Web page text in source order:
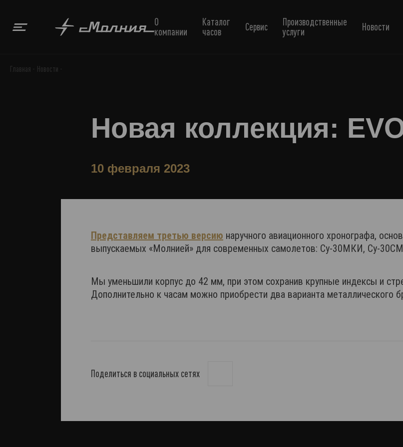
О
компании
Каталог
часов
Сервис
Производственные
услуги
Новости
Главная Новости
Новая коллекция:
10 февраля 2023
Представляем третью версию наручного авиационного хронографа,
выпускаемых «Молнией» для современных самолетов: Су-30МКИ, Су-
Мы уменьшили корпус до 42 мм, при этом сохранив крупные индексы и
Дополнительно к часам можно приобрести два варианта металлического
Поделиться в социальных сетях